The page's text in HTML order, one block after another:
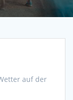
auf der